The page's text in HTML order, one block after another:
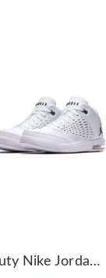
Buty Nike Jordan Flight Origin 4 921196-100